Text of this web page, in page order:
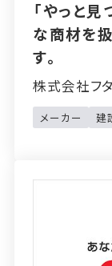
「やっと
な商材を
す。
株式会社フ
メーカー 建